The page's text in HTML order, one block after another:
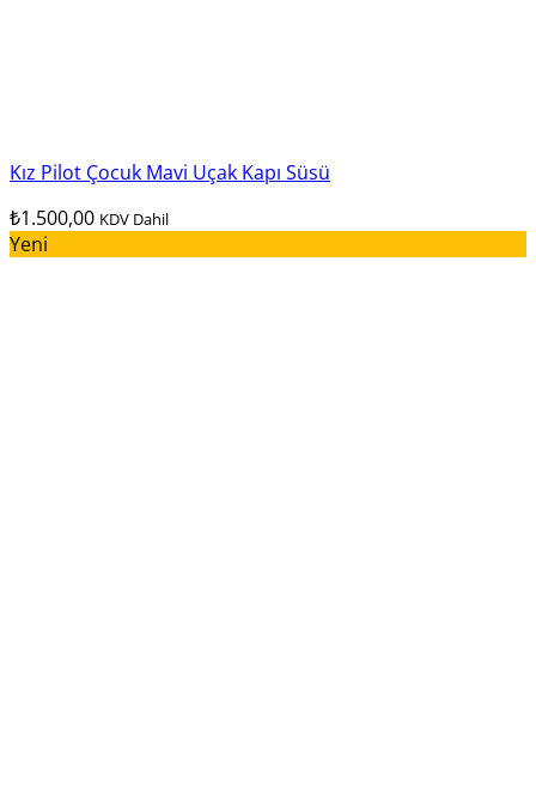
Kız Pilot Çocuk Mavi Uçak Kapı Süsü
₺1.500,00 KDV Dahil
Yeni